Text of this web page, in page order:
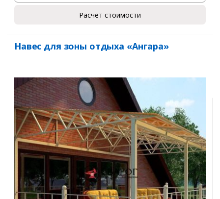
Расчет стоимости
Навес для зоны отдыха «Ангара»